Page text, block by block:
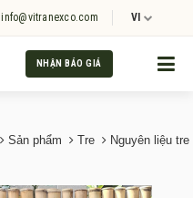
info@vitranexco.com VI
NHẬN BÁO GIÁ
Sản phẩm Tre Nguyên liệu tre